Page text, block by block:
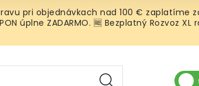
pri objednávkach nad 100 € zaplatíme za
úplne ZADARMO. 🆓 Bezplatný Rozvoz